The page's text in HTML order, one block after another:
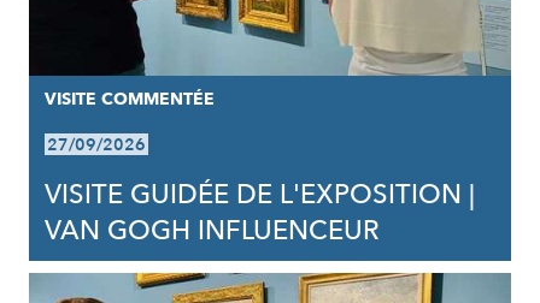
VISITE COMMENTÉE
27/09/2026
VISITE GUIDÉE DE L'EXPOSITION |
VAN GOGH INFLUENCEUR